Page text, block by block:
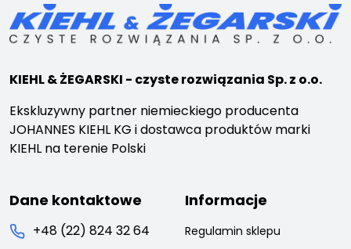
KIEHL & ŻEGARSKI - czyste rozwiązania Sp. z o.o.
Ekskluzywny partner niemieckiego producenta
JOHANNES KIEHL KG i dostawca produktów marki
KIEHL na terenie Polski
Dane kontaktowe
+48 (22) 824 32 64
Informacje
Regulamin sklepu